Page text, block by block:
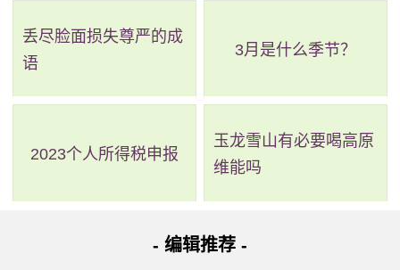
丢尽脸面损失尊严的成
语
3月是什么季节？
2023个人所得税申报
玉龙雪山有必要喝高原
维能吗
- 编辑推荐 -